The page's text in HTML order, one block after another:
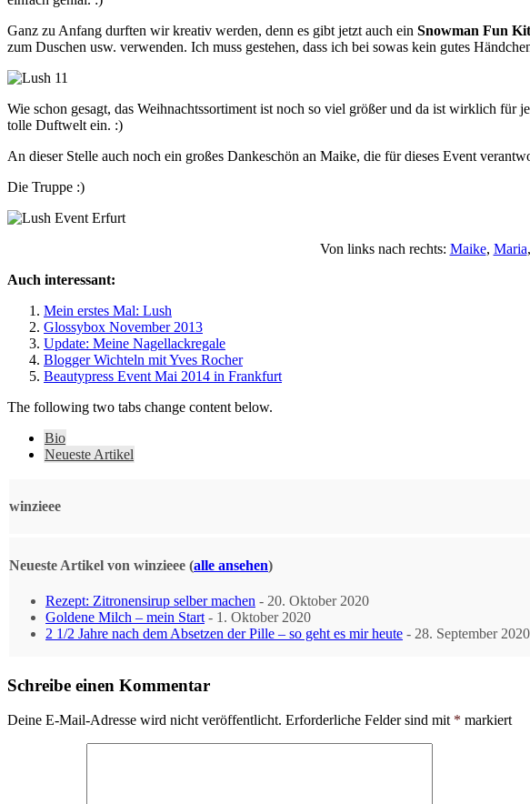
Ganz zu Anfang durften wir kreativ werden, denn es gibt jetzt auch ein Snowman Fun
zum Duschen usw. verwenden. Ich muss gestehen, dass ich bei sowas kein gutes
Wie schon gesagt, das Weihnachtssortiment ist noch so viel größer und da ist wirklich für
tolle Duftwelt ein. :)
An dieser Stelle auch noch ein großes Dankeschön an Maike, die für dieses Event
Die Truppe :)
Von links nach rechts: Maike, Maria,
Auch interessant:
Mein erstes Mal: Lush
Glossybox November 2013
Update: Meine Nagellackregale
Blogger Wichteln mit Yves Rocher
Beautypress Event Mai 2014 in Frankfurt
The following two tabs change content below.
Bio
Neueste Artikel
winzieee
Neueste Artikel von winzieee (alle ansehen)
Rezept: Zitronensirup selber machen - 20. Oktober 2020
Goldene Milch – mein Start - 1. Oktober 2020
2 1/2 Jahre nach dem Absetzen der Pille – so geht es mir heute - 28. September 2020
Schreibe einen Kommentar
Deine E-Mail-Adresse wird nicht veröffentlicht. Erforderliche Felder sind mit * markiert